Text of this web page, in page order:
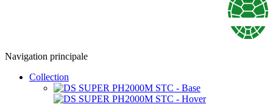
Navigation principale
Collection